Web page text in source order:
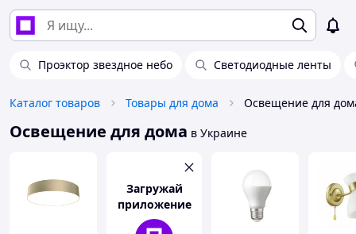
Проэктор звездное небо Светодиодные ленты
Каталог товаров Товары для дома Освещение для
Освещение для дома в Украине
Загружай
приложение